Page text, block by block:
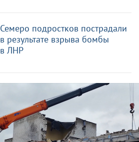
Семеро подростков пострадали
в результате взрыва бомбы
в ЛНР